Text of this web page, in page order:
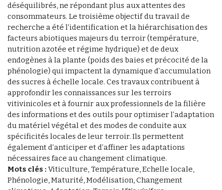
déséquilibrés, ne répondant plus aux attentes des
consommateurs. Le troisième objectif du travail de
recherche a été l’identification et la hiérarchisation des
facteurs abiotiques majeurs du terroir (température,
nutrition azotée et régime hydrique) et de deux
endogènes à la plante (poids des baies et précocité de la
phénologie) qui impactent la dynamique d’accumulation
des sucres à échelle locale. Ces travaux contribuent à
approfondir les connaissances sur les terroirs
vitivinicoles et à fournir aux professionnels de la filière
des informations et des outils pour optimiser l’adaptation
du matériel végétal et des modes de conduite aux
spécificités locales de leur terroir. Ils permettent
également d’anticiper et d’affiner les adaptations
nécessaires face au changement climatique.
Mots clés :Viticulture, Température, Echelle locale,
Phénologie, Maturité, Modélisation, Changement